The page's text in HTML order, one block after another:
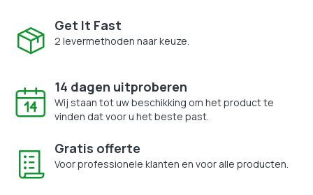
Get It Fast
2 levermethoden naar keuze.
14 dagen uitproberen
Wij staan tot uw beschikking om het product te
vinden dat voor u het beste past.
Gratis offerte
Voor professionele klanten en voor alle producten.